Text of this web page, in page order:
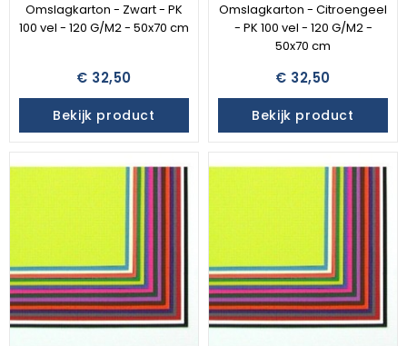
Omslagkarton - Zwart - PK
100 vel - 120 G/M2 - 50x70 cm
€ 32,50
Bekijk product
Omslagkarton - Citroengeel
- PK 100 vel - 120 G/M2 -
50x70 cm
€ 32,50
Bekijk product